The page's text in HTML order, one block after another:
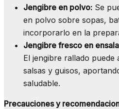
Jengibre en polvo: Se
en polvo sobre sopas,
incorporarlo en la
Jengibre fresco en
El jengibre rallado puede
salsas y guisos,
saludable.
Precauciones y